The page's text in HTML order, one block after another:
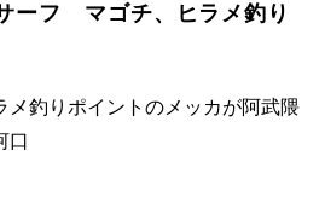
ーフ マゴチ、ヒラメ釣り
メ釣りポイントのメッカが阿武隈
口